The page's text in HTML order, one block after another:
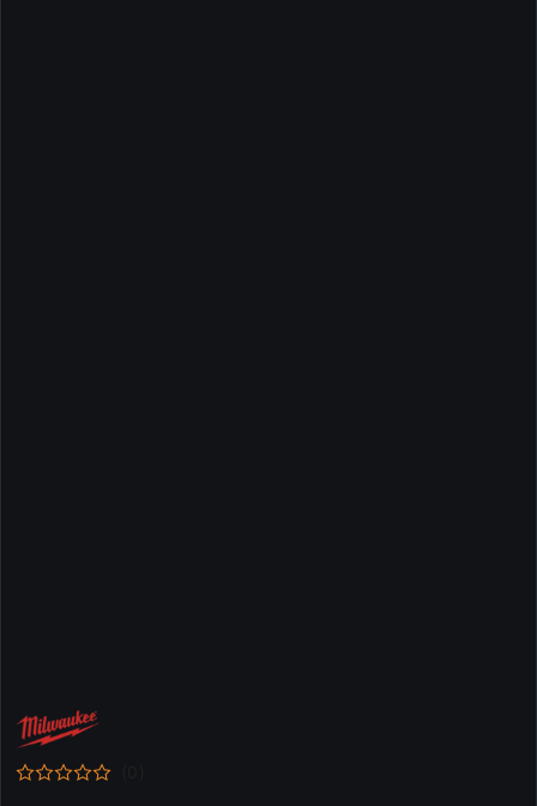
NAZWA
PRODUCENTA:
MILWAUKEE